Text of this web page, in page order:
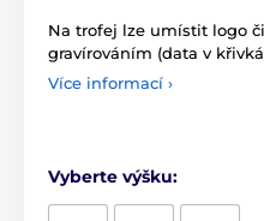
Na trofej lze umístit logo
gravírováním (data v
Více informací ›
Vyberte výšku: